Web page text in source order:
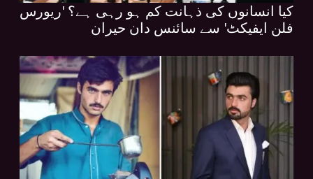
کیا انسانوں کی ذہانت کم ہو رہی ہے؟ 'ریورس
فلن ایفیکٹ' سے سائنس دان حیران